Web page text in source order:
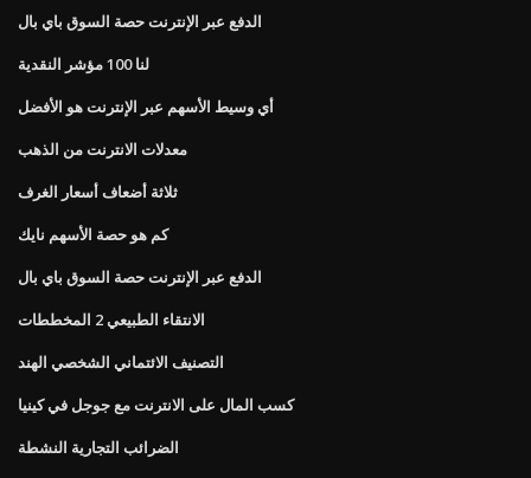
الدفع عبر الإنترنت حصة السوق باي بال
لنا 100 مؤشر النقدية
أي وسيط الأسهم عبر الإنترنت هو الأفضل
معدلات الانترنت من الذهب
ثلاثة أضعاف أسعار الغرف
كم هو حصة الأسهم نايك
الدفع عبر الإنترنت حصة السوق باي بال
الانتقاء الطبيعي 2 المخططات
التصنيف الائتماني الشخصي الهند
كسب المال على الانترنت مع جوجل في كينيا
الضرائب التجارية النشطة